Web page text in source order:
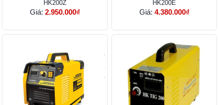
HK200Z
Giá: 2.950.000₫
HK200E
Giá: 4.380.000₫